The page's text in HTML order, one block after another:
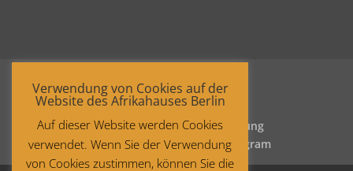
Startseite
Datenschutzerklärung
Impressum
Facebook Instagram
Verwendung von Cookies auf der
Website des Afrikahauses Berlin
Auf dieser Website werden Cookies
verwendet. Wenn Sie der Verwendung
von Cookies zustimmen, können Sie die